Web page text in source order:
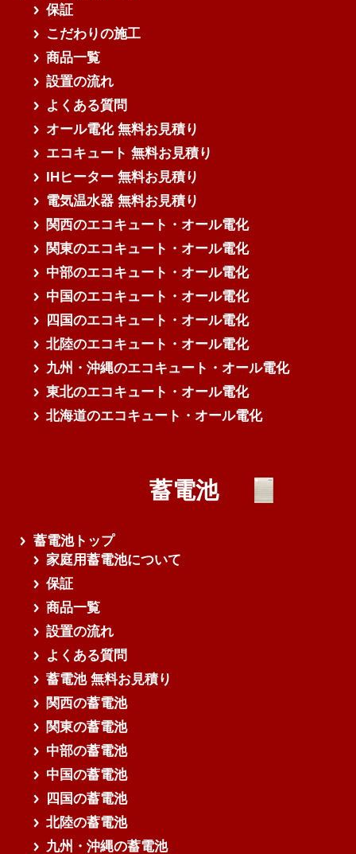
保証
こだわりの施工
商品一覧
設置の流れ
よくある質問
オール電化 無料お見積り
エコキュート 無料お見積り
IHヒーター 無料お見積り
電気温水器 無料お見積り
関西のエコキュート・オール電化
関東のエコキュート・オール電化
中部のエコキュート・オール電化
中国のエコキュート・オール電化
四国のエコキュート・オール電化
北陸のエコキュート・オール電化
九州・沖縄のエコキュート・オール電化
東北のエコキュート・オール電化
北海道のエコキュート・オール電化
蓄電池
蓄電池トップ
家庭用蓄電池について
保証
商品一覧
設置の流れ
よくある質問
蓄電池 無料お見積り
関西の蓄電池
関東の蓄電池
中部の蓄電池
中国の蓄電池
四国の蓄電池
北陸の蓄電池
九州・沖縄の蓄電池